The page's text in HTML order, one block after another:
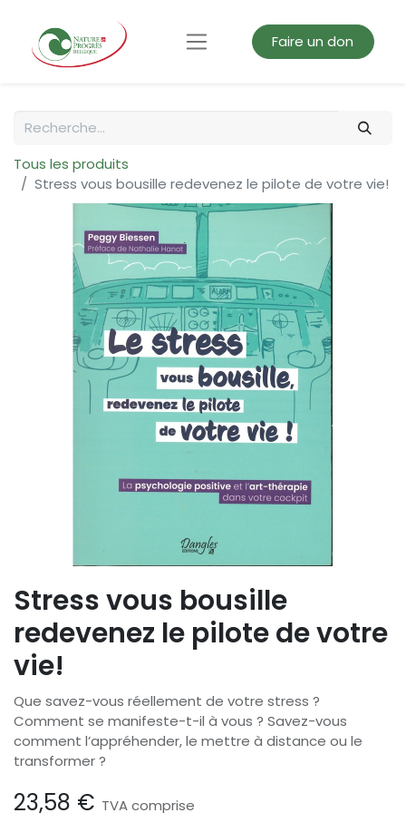
Faire un don
Tous les produits
Stress vous bousille redevenez le pilote de votre vie!
Stress vous bousille
redevenez le pilote de votre
vie!
Que savez-vous réellement de votre stress ?
Comment se manifeste-t-il à vous ? Savez-vous
comment l’appréhender, le mettre à distance ou le
transformer ?
23,58 € TVA comprise